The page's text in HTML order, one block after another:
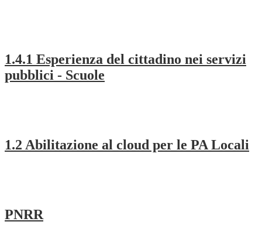
1.4.1 Esperienza del cittadino nei servizi
pubblici - Scuole
1.2 Abilitazione al cloud per le PA Locali
PNRR